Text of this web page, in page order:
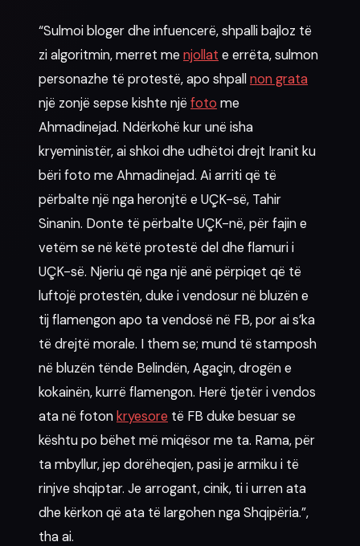
“Sulmoi bloger dhe infuencerë, shpalli bajloz të
zi algoritmin, merret me njollat e errëta, sulmon
personazhe të protestë, apo shpallnon grata
një zonjë sepse kishte një foto me
Ahmadinejad. Ndërkohë kur unë isha
kryeministër, ai shkoi dhe udhëtoi drejt Iranit ku
bëri foto me Ahmadinejad. Ai arriti që të
përbalte një nga heronjtë e UÇK-së, Tahir
Sinanin. Donte të përbalte UÇK-në, për fajin e
vetëm se në këtë protestë del dhe flamuri i
UÇK-së. Njeriu që nga një anë përpiqet që të
luftojë protestën, duke i vendosur në bluzën e
tij flamengon apo ta vendosë në FB, por ai s’ka
të drejtë morale. I them se; mund të stamposh
në bluzën tënde Belindën, Agaçin, drogën e
kokainën, kurrë flamengon. Herë tjetër i vendos
ata në fotonkryesore të FB duke besuar se
kështu po bëhet më miqësor me ta. Rama, për
ta mbyllur, jep dorëheqjen, pasi je armiku i të
rinjve shqiptar. Je arrogant, cinik, ti i urren ata
dhe kërkon që ata të largohen nga Shqipëria.”,
tha ai.